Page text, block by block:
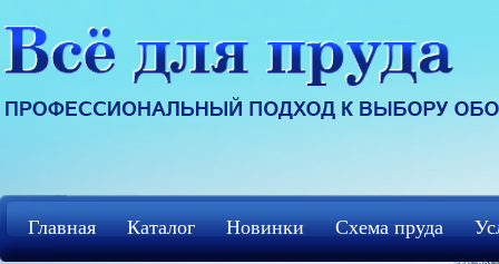
Главная Каталог Новинки Схема пруда